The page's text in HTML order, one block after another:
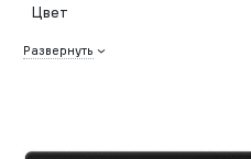
Цвет
Развернуть